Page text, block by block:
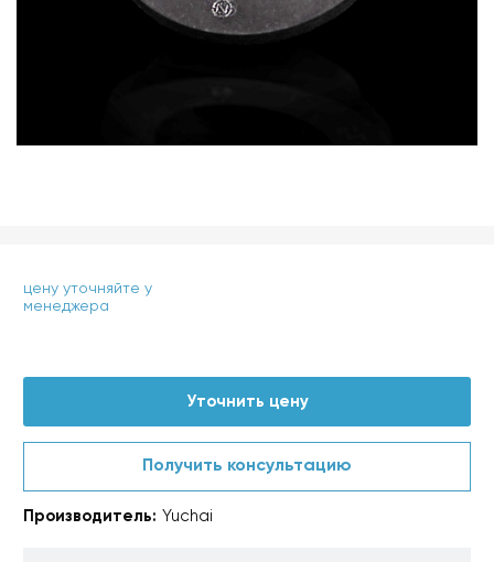
цену уточняйте у
менеджера
Уточнить цену
Получить консультацию
Производитель: Yuchai